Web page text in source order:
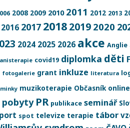
2008 2009 2010 2011 2012 2013
2016 2017 20182019 2020
2024 2025 2026 akce Anglie
covid19 diplomka děti
fotogalerie grant inkluze literatura
muzikoterapie Občasník online
pobyty PR publikace seminář
spot televize terapie tábor